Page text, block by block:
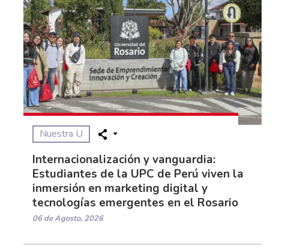
Nuestra U
Internacionalización y vanguardia:
Estudiantes de la UPC de Perú viven la
inmersión en marketing digital y
tecnologías emergentes en el Rosario
06 de Agosto, 2026